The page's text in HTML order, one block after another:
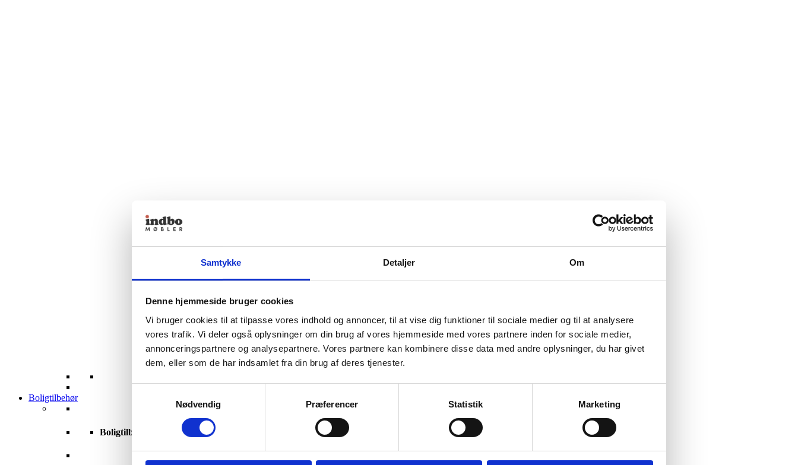
Samtykke Detaljer Om
Denne hjemmeside bruger cookies
Vi bruger cookies til at tilpasse vores indhold og annoncer, til at vise dig funktioner til sociale medier og til at analysere
vores trafik. Vi deler også oplysninger om din brug af vores hjemmeside med vores partnere inden for sociale medier,
annonceringspartnere og analysepartnere. Vores partnere kan kombinere disse data med andre oplysninger, du har givet
dem, eller som de har indsamlet fra din brug af deres tjenester.
Nødvendig
Præferencer Statistik Marketing
Boligtilbehør
Boligtilbehør